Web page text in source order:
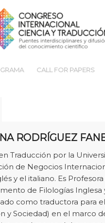
CALL FOR PAPERS
RODRÍGUEZ
Traducción por la
de Negocios
y el italiano. Es
de Filologías Inglesa
como traductora para
y Sociedad) en el marco